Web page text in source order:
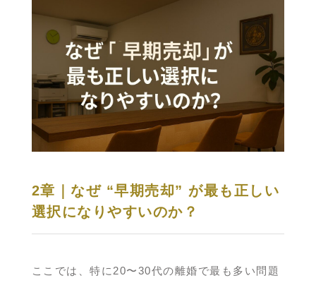
2章｜なぜ “早期売却” が最も正しい
選択になりやすいのか？
ここでは、特に20〜30代の離婚で最も多い問題